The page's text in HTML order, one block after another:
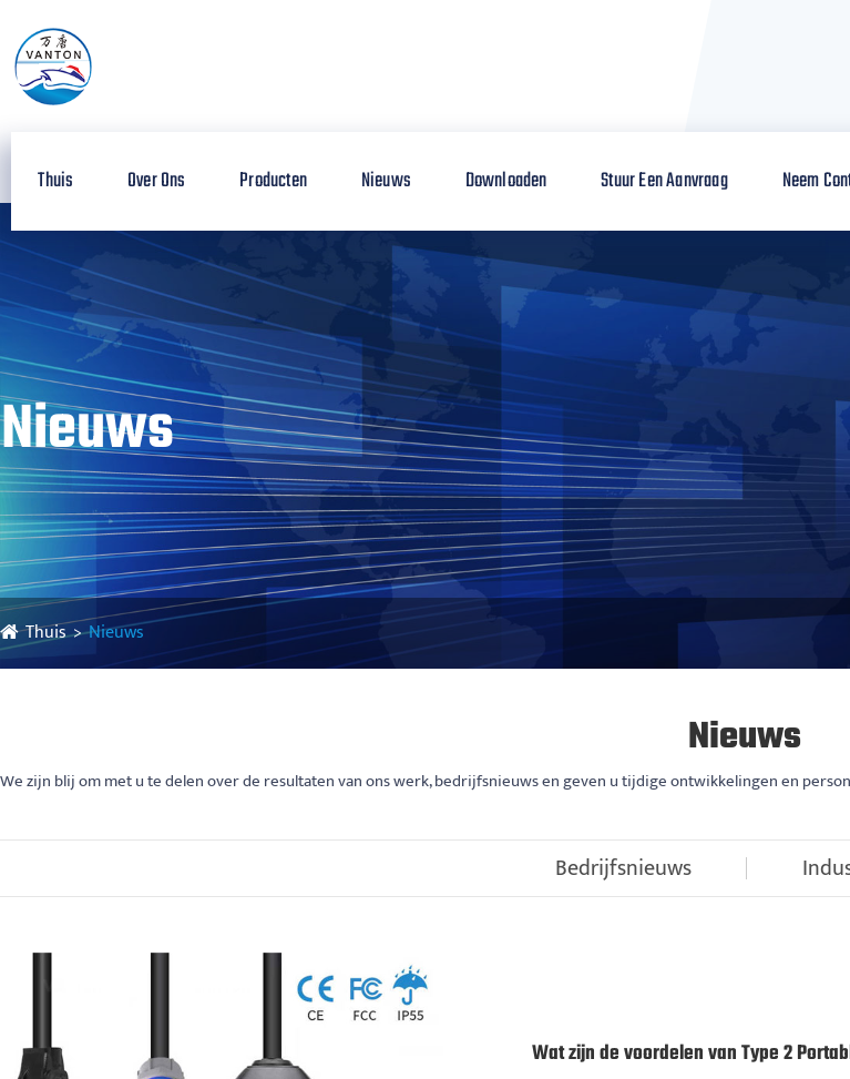
Thuis Over Ons Producten Nieuws Downloaden Stuur Een Aanvraag Neem
Nieuws
Thuis Nieuws
Nieuws
We zijn blij om met u te delen over de resultaten van ons werk, bedrijfsnieuws en geven u tijdige ontwikkelingen en
Bedrijfsnieuws
Wat zijn de voordelen van Type 2